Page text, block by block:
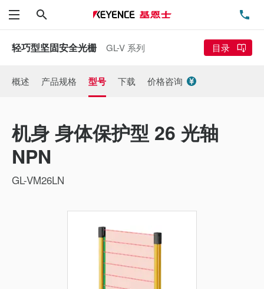
菜单
轻巧型坚固安全光栅 GL-V 系列 目录
概述 产品规格 型号 下载 价格咨询
机身 身体保护型 26 光轴
NPN
GL-VM26LN